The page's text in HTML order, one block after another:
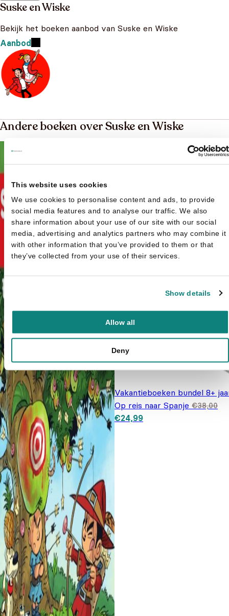
This website uses cookies
We use cookies to personalise content and ads, to provide
social media features and to analyse our traffic. We also
share information about your use of our site with our social
media, advertising and analytics partners who may combine it
with other information that you’ve provided to them or that
they’ve collected from your use of their services.
Show details
Allow all
Deny
Suske en Wiske
Bekijk het boeken aanbod van Suske en Wiske
Aanbod
Andere boeken over Suske en Wiske
Vakantieboeken bundel 8+
Op reis naar Spanje €38,00
Oorspronkelijke prijs was:
€38,00.
€24,99Huidige prijs is: